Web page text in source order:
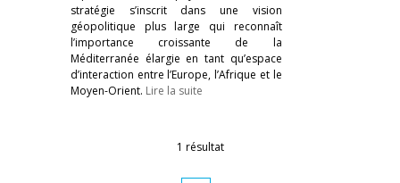
stratégie s’inscrit dans une vision
géopolitique plus large qui reconnaît
l’importance croissante de la
Méditerranée élargie en tant qu’espace
d’interaction entre l’Europe, l’Afrique et le
Moyen-Orient. Lire la suite
1 résultat